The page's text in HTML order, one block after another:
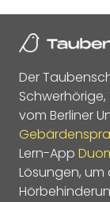
Der
vom Berliner
Lern-App
Lösungen,